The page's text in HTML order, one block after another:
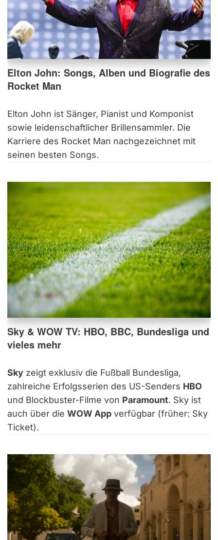
Elton John: Songs, Alben und Biografie des
Rocket Man
Elton John ist Sänger, Pianist und Komponist
sowie leidenschaftlicher Brillensammler. Die
Karriere des Rocket Man nachgezeichnet mit
seinen besten Songs.
Sky & WOW TV: HBO, BBC, Bundesliga und
vieles mehr
Sky zeigt exklusiv die Fußball Bundesliga,
zahlreiche Erfolgsserien des US-Senders HBO
und Blockbuster-Filme von Paramount. Sky ist
auch über die WOW App verfügbar (früher: Sky
Ticket).